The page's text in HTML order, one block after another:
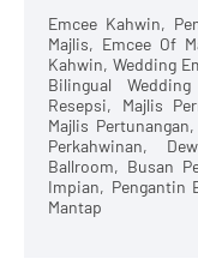
Emcee Kahwin,
Majlis, Emcee Of
Kahwin, Wedding
Bilingual
Resepsi, Majlis
Majlis
Perkahwinan,
Ballroom, Busan
Impian, Pengantin
Mantap